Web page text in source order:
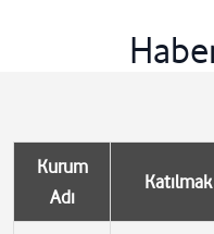
Kurum
Adı